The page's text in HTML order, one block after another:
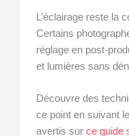
L’éclairage reste la
Certains
réglage en post-
et lumières sans
Découvre des
ce point en suivant
avertis surce guide